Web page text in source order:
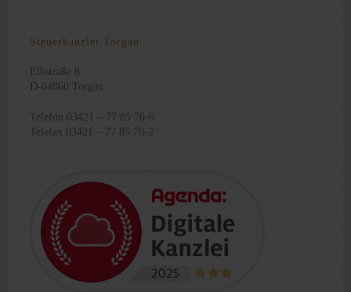
Steuerkanzlei Torgau
Elbstraße 8
D-04860 Torgau
Telefon 03421 – 77 85 70-0
Telefax 03421 – 77 85 70-2